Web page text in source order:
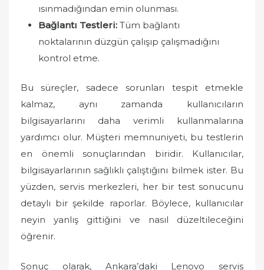
ısınmadığından emin olunması.
Bağlantı Testleri: Tüm bağlantı
noktalarının düzgün çalışıp çalışmadığını
kontrol etme.
Bu süreçler, sadece sorunları tespit etmekle
kalmaz, aynı zamanda kullanıcıların
bilgisayarlarını daha verimli kullanmalarına
yardımcı olur. Müşteri memnuniyeti, bu testlerin
en önemli sonuçlarından biridir. Kullanıcılar,
bilgisayarlarının sağlıklı çalıştığını bilmek ister. Bu
yüzden, servis merkezleri, her bir test sonucunu
detaylı bir şekilde raporlar. Böylece, kullanıcılar
neyin yanlış gittiğini ve nasıl düzeltileceğini
öğrenir.
Sonuç olarak, Ankara’daki Lenovo servis